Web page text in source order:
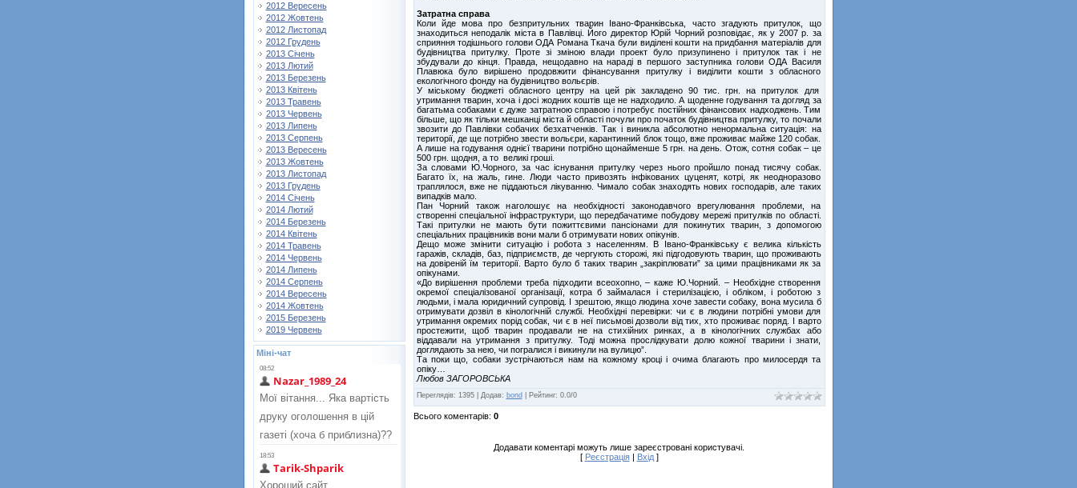
2012 Вересень
2012 Жовтень
2012 Листопад
2012 Грудень
2013 Січень
2013 Лютий
2013 Березень
2013 Квітень
2013 Травень
2013 Червень
2013 Липень
2013 Серпень
2013 Вересень
2013 Жовтень
2013 Листопад
2013 Грудень
2014 Січень
2014 Лютий
2014 Березень
2014 Квітень
2014 Травень
2014 Червень
2014 Липень
2014 Серпень
2014 Вересень
2014 Жовтень
2015 Березень
2019 Червень
Міні-чат
Затратна справа
Коли йде мова про безпритульних тварин Івано-Франківська, часто згадують притулок, що
знаходиться неподалік міста в Павлівці. Його директор Юрій Чорний розповідає, як у 2007 р. за
сприяння тодішнього голови ОДА Романа Ткача були виділені кошти на придбання матеріалів для
будівництва притулку. Проте зі зміною влади проект було призупинено і притулок так і не
збудували до кінця. Правда, нещодавно на нараді в першого заступника голови ОДА Василя
Плавюка було вирішено продовжити фінансування притулку і виділити кошти з обласного
екологічного фонду на будівництво вольєрів.
У міському бюджеті обласного центру на цей рік закладено 90 тис. грн. на притулок для
утримання тварин, хоча і досі жодних коштів ще не надходило. А щоденне годування та догляд за
багатьма собаками є дуже затратною справою і потребує постійних фінансових надходжень. Тим
більше, що як тільки мешканці міста й області почули про початок будівництва притулку, то почали
звозити до Павлівки собачих безхатченків. Так і виникла абсолютно ненормальна ситуація: на
території, де ще потрібно звести вольєри, карантинний блок тощо, вже проживає майже 120 собак.
А лише на годування однієї тварини потрібно щонайменше 5 грн. на день. Отож, сотня собак – це
500 грн. щодня, а то великі гроші.
За словами Ю.Чорного, за час існування притулку через нього пройшло понад тисячу собак.
Багато їх, на жаль, гине. Люди часто привозять інфікованих цуценят, котрі, як неодноразово
траплялося, вже не піддаються лікуванню. Чимало собак знаходять нових господарів, але таких
випадків мало.
Пан Чорний також наголошує на необхідності законодавчого врегулювання проблеми, на
створенні спеціальної інфраструктури, що передбачатиме побудову мережі притулків по області.
Такі притулки не мають бути пожиттєвими пансіонами для покинутих тварин, з допомогою
спеціальних працівників вони мали б отримувати нових опікунів.
Дещо може змінити ситуацію і робота з населенням. В Івано-Франківську є велика кількість
гаражів, складів, баз, підприємств, де чергують сторожі, які підгодовують тварин, що проживають
на довіреній їм території. Варто було б таких тварин „закріплювати” за цими працівниками як за
опікунами.
«До вирішення проблеми треба підходити всеохопно, – каже Ю.Чорний. – Необхідне створення
окремої спеціалізованої організації, котра б займалася і стерилізацією, і обліком, і роботою з
людьми, і мала юридичний супровід. І зрештою, якщо людина хоче завести собаку, вона мусила б
отримувати дозвіл в кінологічній службі. Необхідні перевірки: чи є в людини потрібні умови для
утримання окремих порід собак, чи є в неї письмові дозволи від тих, хто проживає поряд. І варто
простежити, щоб тварин продавали не на стихійних ринках, а в кінологічних службах або
віддавали на утримання з притулку. Тоді можна прослідкувати долю кожної тварини і знати,
доглядають за нею, чи погралися і викинули на вулицю”.
Та поки що, собаки зустрічаються нам на кожному кроці і очима благають про милосердя та
опіку…
Любов ЗАГОРОВСЬКА
Переглядів: 1395| Додав: bond Рейтинг: 0.0/0
Всього коментарів: 0
Додавати коментарі можуть лише зареєстровані користувачі.
[ Реєстрація| Вхід]